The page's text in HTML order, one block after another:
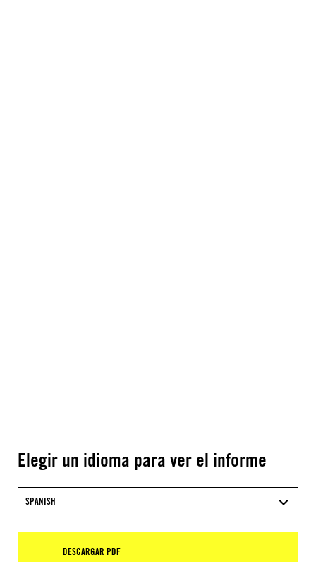
Elegir un idioma para ver el informe
SPANISH
DESCARGAR PDF